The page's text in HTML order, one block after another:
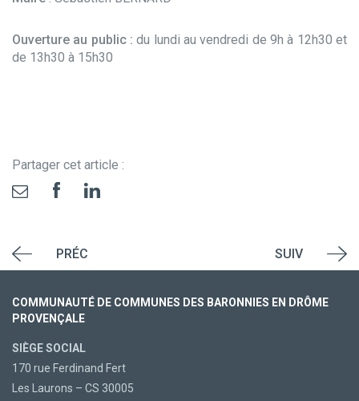
Ouverture au public : du lundi au vendredi de 9h à 12h30 et
de 13h30 à 15h30
Partager cet article :
PRÉC SUIV
COMMUNAUTÉ DE COMMUNES DES BARONNIES EN DRÔME
PROVENÇALE
SIÈGE SOCIAL
170 rue Ferdinand Fert
Les Laurons – CS 30005